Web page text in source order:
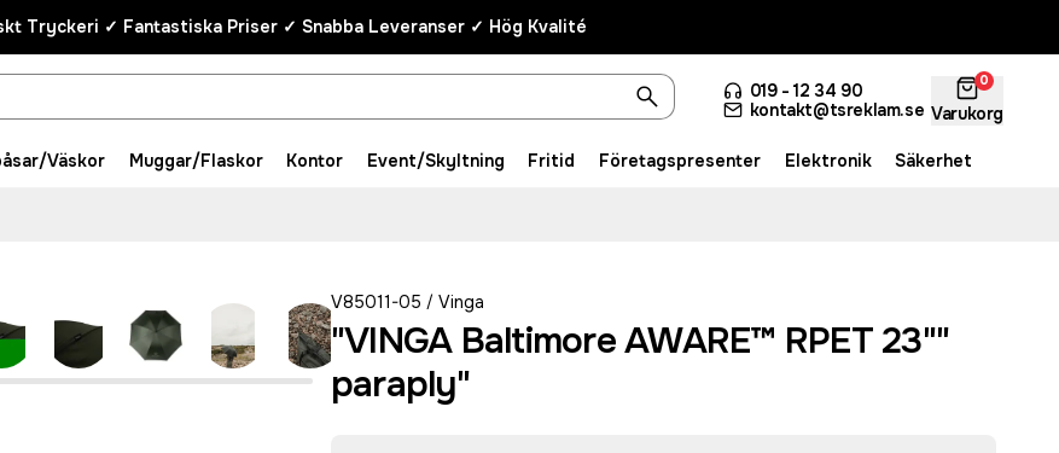
Tryckeri ✓ Fantastiska Priser ✓ Snabba Leveranser ✓ Hög Kvalité
019 - 12 34 90
kontakt@tsreklam.se
0
Varukorg
Väskor Muggar/Flaskor Kontor Event/Skyltning Fritid Företagspresenter Elektronik Säkerhet
V85011-05 / Vinga
"VINGA Baltimore AWARE™ RPET 23""
paraply"